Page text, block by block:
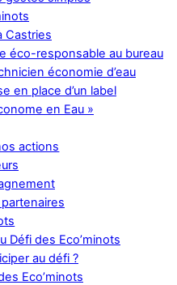
Castries
éco-responsable au bureau
économie d’eau
en place d’un label
en Eau »
actions
Défi des Eco’minots
au défi ?
Eco’minots